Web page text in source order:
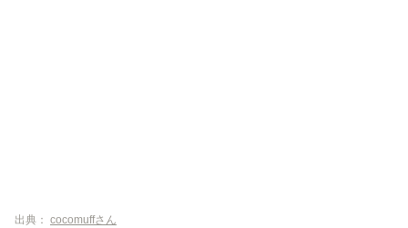
出典： cocomuffさん